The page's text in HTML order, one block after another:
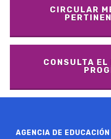
CIRCULAR
CONSULTA
AGENCIA DE